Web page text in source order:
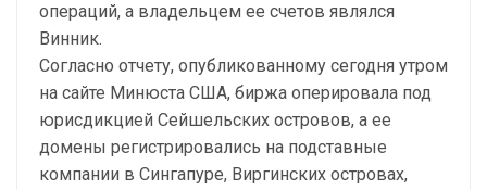
операций, а владельцем ее счетов являлся
Винник.
Согласно отчету, опубликованному сегодня утром
на сайте Минюста США, биржа оперировала под
юрисдикцией Сейшельских островов, а ее
домены регистрировались на подставные
компании в Сингапуре, Виргинских островах,